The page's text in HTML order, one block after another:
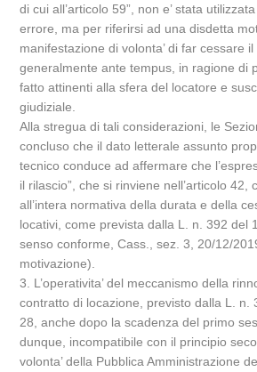
di cui all’articolo 59”, non e’ stata
errore, ma per riferirsi ad una disdetta
manifestazione di volonta’ di far cessare il
generalmente ante tempus, in ragione di
fatto attinenti alla sfera del locatore e
giudiziale.
Alla stregua di tali considerazioni, le
concluso che il dato letterale assunto
tecnico conduce ad affermare che
il rilascio”, che si rinviene nell’articolo 42,
all’intera normativa della durata e della
locativi, come prevista dalla L. n. 392 del
senso conforme, Cass., sez. 3, 20/12/
motivazione).
3. L’operativita’ del meccanismo della
contratto di locazione, previsto dalla L. n.
28, anche dopo la scadenza del primo
dunque, incompatibile con il principio
volonta’ della Pubblica Amministrazione